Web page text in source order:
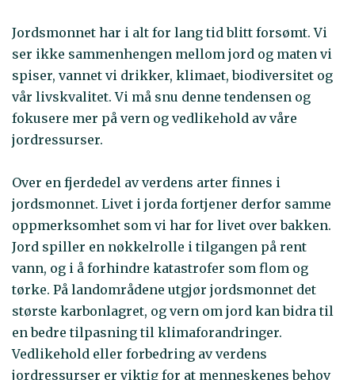
Jordsmonnet har i alt for lang tid blitt forsømt. Vi
ser ikke sammenhengen mellom jord og maten vi
spiser, vannet vi drikker, klimaet, biodiversitet og
vår livskvalitet. Vi må snu denne tendensen og
fokusere mer på vern og vedlikehold av våre
jordressurser.
Over en fjerdedel av verdens arter finnes i
jordsmonnet. Livet i jorda fortjener derfor samme
oppmerksomhet som vi har for livet over bakken.
Jord spiller en nøkkelrolle i tilgangen på rent
vann, og i å forhindre katastrofer som flom og
tørke. På landområdene utgjør jordsmonnet det
største karbonlagret, og vern om jord kan bidra til
en bedre tilpasning til klimaforandringer.
Vedlikehold eller forbedring av verdens
jordressurser er viktig for at menneskenes behov